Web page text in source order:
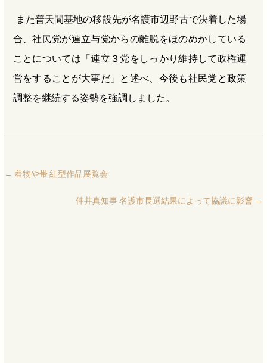
また普天間基地の移設先が名護市辺野古で決着した場
合、社民党が連立与党からの離脱をほのめかしている
ことについては「連立３党をしっかり維持して政権運
営をすることが大事だ」と述べ、今後も社民党と政策
調整を継続する姿勢を強調しました。
← 着物や帯 紅型作品展覧会
仲井真知事 名護市長選結果によって協議に影響 →